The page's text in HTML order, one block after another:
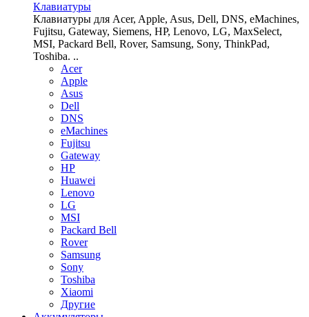
Клавиатуры
Клавиатуры для Acer, Apple, Asus, Dell, DNS, eMachines,
Fujitsu, Gateway, Siemens, HP, Lenovo, LG, MaxSelect,
MSI, Packard Bell, Rover, Samsung, Sony, ThinkPad,
Toshiba. ..
Acer
Apple
Asus
Dell
DNS
eMachines
Fujitsu
Gateway
HP
Huawei
Lenovo
LG
MSI
Packard Bell
Rover
Samsung
Sony
Toshiba
Xiaomi
Другие